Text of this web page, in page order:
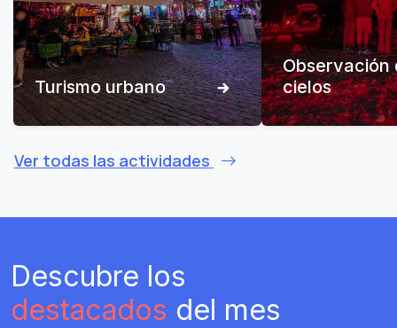
Turismo urbano
Observación
cielos
Ver todas las actividades
Descubre los
destacados del mes